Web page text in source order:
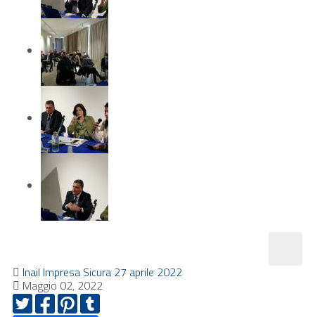
Inail Impresa Sicura 27 aprile 2022
Maggio 02, 2022